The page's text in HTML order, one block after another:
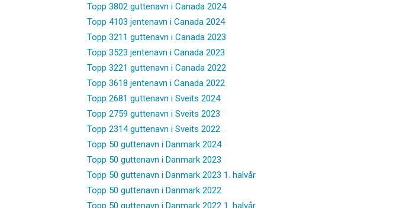
Topp 3802 guttenavn i Canada 2024
Topp 4103 jentenavn i Canada 2024
Topp 3211 guttenavn i Canada 2023
Topp 3523 jentenavn i Canada 2023
Topp 3221 guttenavn i Canada 2022
Topp 3618 jentenavn i Canada 2022
Topp 2681 guttenavn i Sveits 2024
Topp 2759 guttenavn i Sveits 2023
Topp 2314 guttenavn i Sveits 2022
Topp 50 guttenavn i Danmark 2024
Topp 50 guttenavn i Danmark 2023
Topp 50 guttenavn i Danmark 2023 1. halvår
Topp 50 guttenavn i Danmark 2022
Topp 50 guttenavn i Danmark 2022 1. halvår